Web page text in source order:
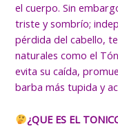
el cuerpo. Sin
triste y sombrío;
pérdida del cabello,
naturales como el
evita su caída,
barba más tupida y
¿QUE ES EL